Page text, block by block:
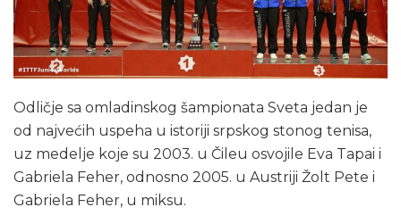
Odličje sa omladinskog šampionata Sveta jedan je
od najvećih uspeha u istoriji srpskog stonog tenisa,
uz medelje koje su 2003. u Čileu osvojile Eva Tapai i
Gabriela Feher, odnosno 2005. u Austriji Žolt Pete i
Gabriela Feher, u miksu.